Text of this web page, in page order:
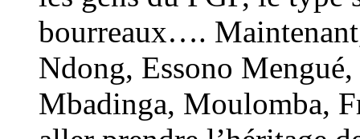
bourreaux….
Ndong, Essono
Mbadinga, Moulomba,